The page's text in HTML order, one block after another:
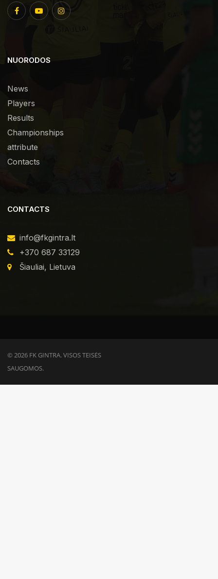
NUORODOS
News
Players
Results
Championships
attribute
Contacts
CONTACTS
info@fkgintra.lt
+370 687 33129
Šiauliai, Lietuva